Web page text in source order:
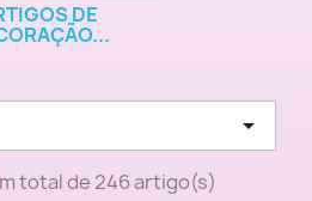
DE

total de 246 artigo(s)